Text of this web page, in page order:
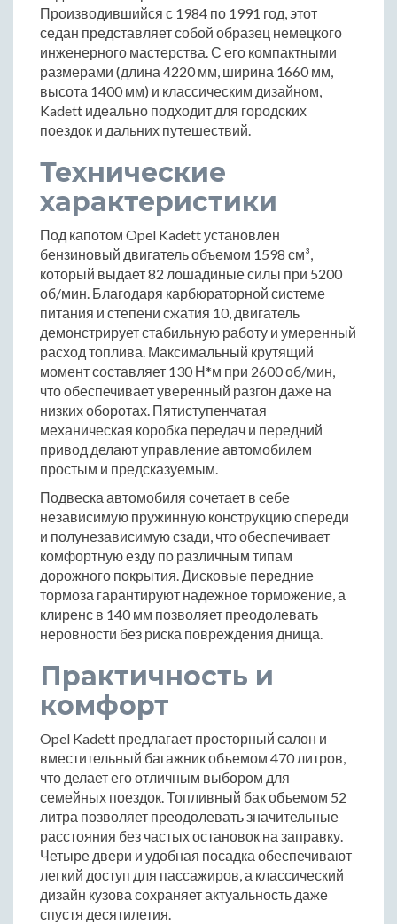
Производившийся с 1984 по 1991 год, этот
седан представляет собой образец немецкого
инженерного мастерства. С его компактными
размерами (длина 4220 мм, ширина 1660 мм,
высота 1400 мм) и классическим дизайном,
Kadett идеально подходит для городских
поездок и дальних путешествий.
Технические
характеристики
Под капотом Opel Kadett установлен
бензиновый двигатель объемом 1598 см³,
который выдает 82 лошадиные силы при 5200
об/мин. Благодаря карбюраторной системе
питания и степени сжатия 10, двигатель
демонстрирует стабильную работу и умеренный
расход топлива. Максимальный крутящий
момент составляет 130 Н*м при 2600 об/мин,
что обеспечивает уверенный разгон даже на
низких оборотах. Пятиступенчатая
механическая коробка передач и передний
привод делают управление автомобилем
простым и предсказуемым.
Подвеска автомобиля сочетает в себе
независимую пружинную конструкцию спереди
и полунезависимую сзади, что обеспечивает
комфортную езду по различным типам
дорожного покрытия. Дисковые передние
тормоза гарантируют надежное торможение, а
клиренс в 140 мм позволяет преодолевать
неровности без риска повреждения днища.
Практичность и
комфорт
Opel Kadett предлагает просторный салон и
вместительный багажник объемом 470 литров,
что делает его отличным выбором для
семейных поездок. Топливный бак объемом 52
литра позволяет преодолевать значительные
расстояния без частых остановок на заправку.
Четыре двери и удобная посадка обеспечивают
легкий доступ для пассажиров, а классический
дизайн кузова сохраняет актуальность даже
спустя десятилетия.